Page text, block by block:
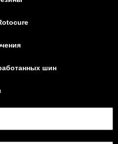
шин